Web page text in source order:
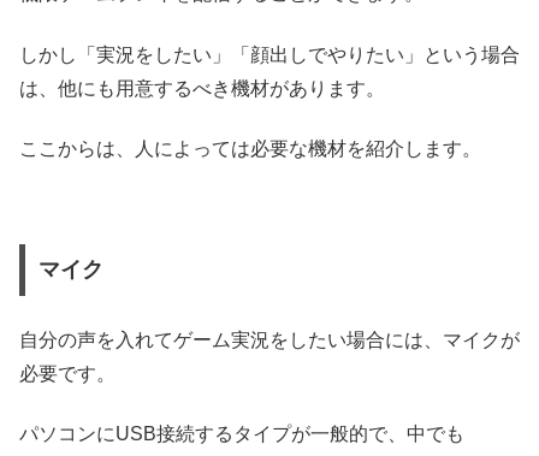
しかし「実況をしたい」「顔出しでやりたい」という場合
は、他にも用意するべき機材があります。
ここからは、人によっては必要な機材を紹介します。
マイク
自分の声を入れてゲーム実況をしたい場合には、マイクが
必要です。
パソコンにUSB接続するタイプが一般的で、中でも